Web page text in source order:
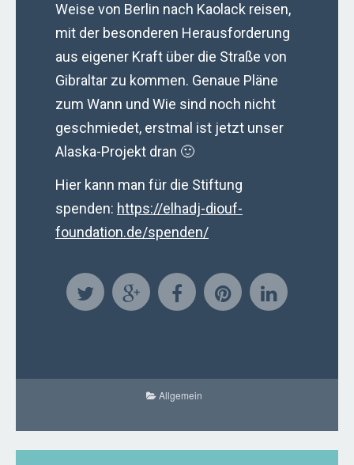
Weise von Berlin nach Kaolack reisen,
mit der besonderen Herausforderung
aus eigener Kraft über die Straße von
Gibraltar zu kommen. Genaue Pläne
zum Wann und Wie sind noch nicht
geschmiedet, erstmal ist jetzt unser
Alaska-Projekt dran 🙂
Hier kann man für die Stiftung
spenden: https://elhadj-diouf-
foundation.de/spenden/
Allgemein